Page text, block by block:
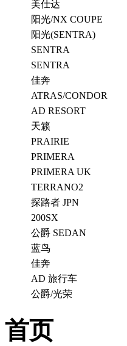
美仕达
阳光/NX COUPE
阳光(SENTRA)
SENTRA
SENTRA
佳奔‌
ATRAS/CONDOR
AD RESORT
天籁
PRAIRIE
PRIMERA
PRIMERA UK
TERRANO2
探路者 JPN
200SX
公爵 SEDAN
蓝鸟
佳奔‌
AD 旅行车
公爵/光荣
首页